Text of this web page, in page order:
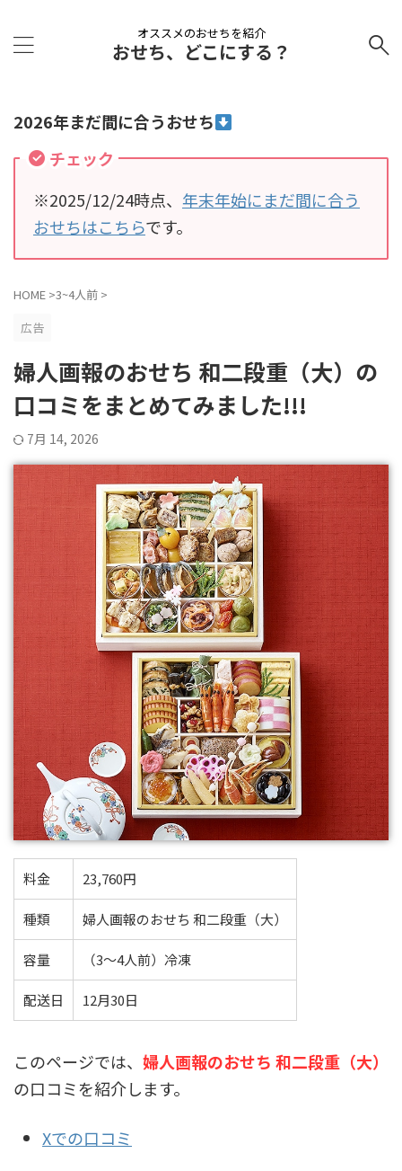
オススメのおせちを紹介
おせち、どこにする？
2026年まだ間に合うおせち
チェック
※2025/12/24時点、 年末年始にまだ間に合う
おせちはこちらです。
HOME >3~4人前 >
広告
婦人画報のおせち 和二段重（大）の
口コミをまとめてみました!!!
7月 14, 2026
料金 23,760円
種類 婦人画報のおせち 和二段重（大）
容量 （3～4人前）冷凍
配送日 12月30日
このページでは、 婦人画報のおせち 和二段重（大）
の口コミを紹介します。
Xでの口コミ